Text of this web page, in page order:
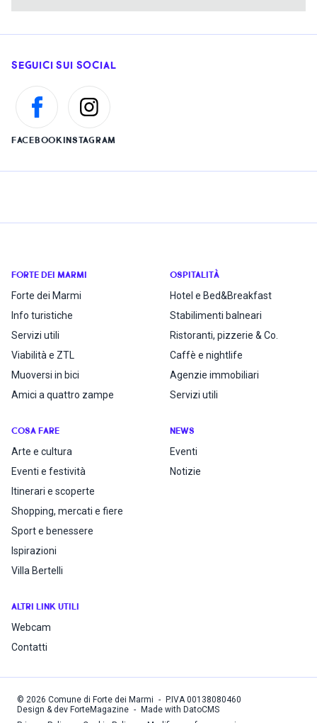
SEGUICI SUI SOCIAL
FACEBOOKINSTAGRAM
FORTE DEI MARMI
Forte dei Marmi
Info turistiche
Servizi utili
Viabilità e ZTL
Muoversi in bici
Amici a quattro zampe
OSPITALITÀ
Hotel e Bed&Breakfast
Stabilimenti balneari
Ristoranti, pizzerie & Co.
Caffè e nightlife
Agenzie immobiliari
Servizi utili
COSA FARE
Arte e cultura
Eventi e festività
Itinerari e scoperte
Shopping, mercati e fiere
Sport e benessere
Ispirazioni
Villa Bertelli
NEWS
Eventi
Notizie
ALTRI LINK UTILI
Webcam
Contatti
© 2026 Comune di Forte dei Marmi - P.IVA00138080460
Design & dev ForteMagazine -
Made with DatoCMS